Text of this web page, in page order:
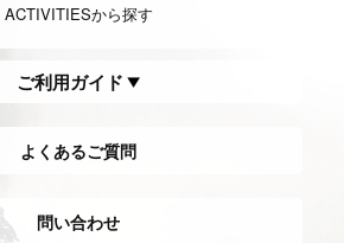
ACTIVITIESから探す
ご利用ガイド
よくあるご質問
問い合わせ